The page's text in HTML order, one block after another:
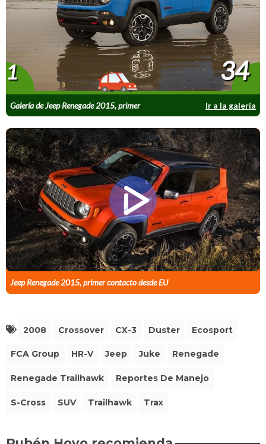
Galería de Jeep Renegade 2015, primer
contacto
Ir a la galería
1 34
Jeep Renegade 2015, primer contacto desde EU
2008 Crossover CX-3 Duster Ecosport
FCA Group HR-V Jeep Juke Renegade
Renegade Trailhawk Reportes De Manejo
S-Cross SUV Trailhawk Trax